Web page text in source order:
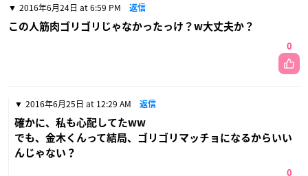
2016年6月24日 at 6:59 PM 返信
この人筋肉ゴリゴリじゃなかったっけ？w大丈夫か？
0
2016年6月25日 at 12:29 AM 返信
確かに、私も心配してたww
でも、金木くんって結局、ゴリゴリマッチョになるからいい
んじゃない？
0